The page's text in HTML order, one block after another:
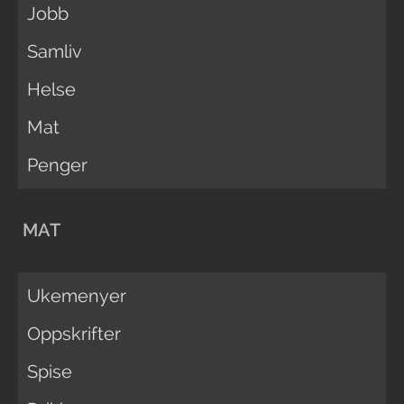
Jobb
Samliv
Helse
Mat
Penger
MAT
Ukemenyer
Oppskrifter
Spise